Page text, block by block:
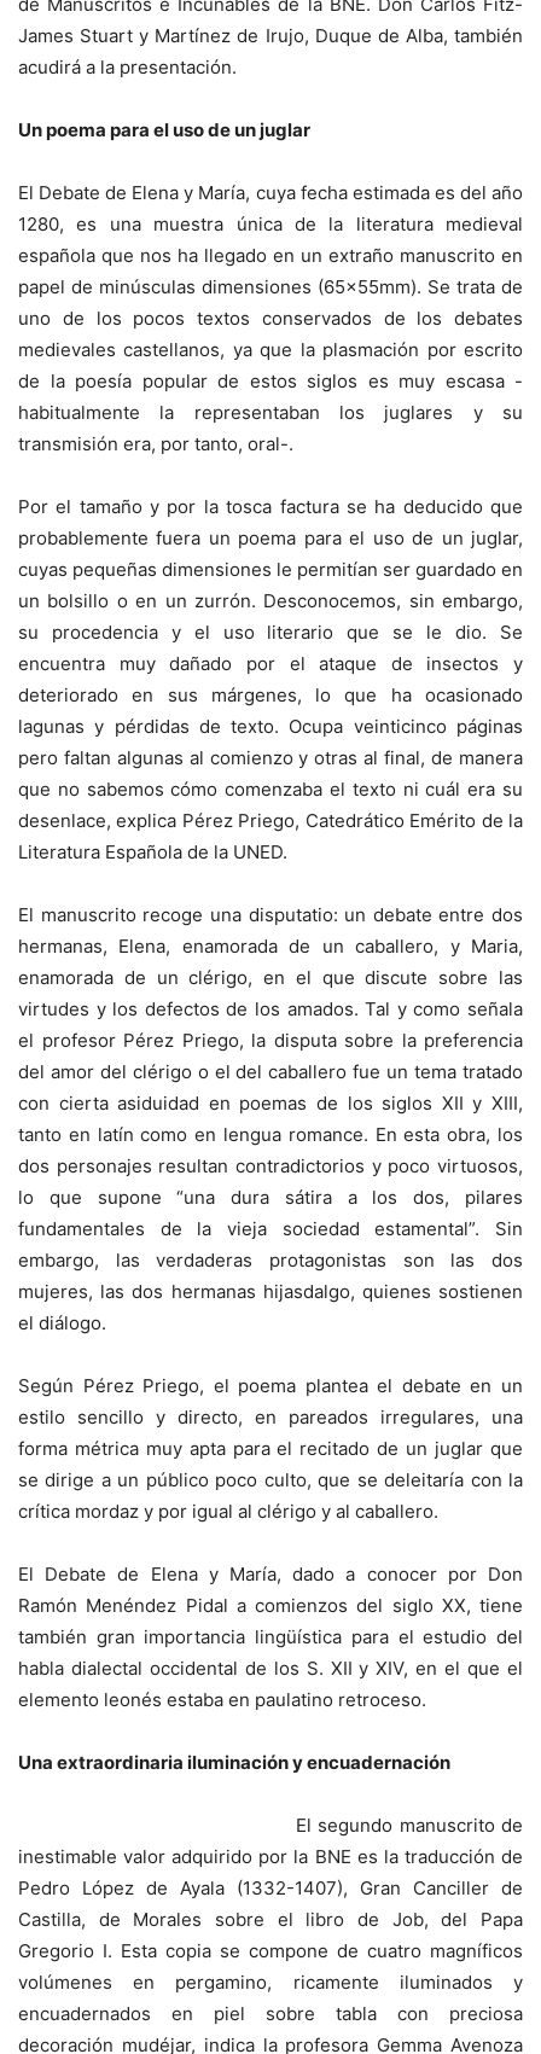
James Stuart y Martínez de Irujo, Duque de Alba, también
acudirá a la presentación.
Un poema para el uso de un juglar
El Debate de Elena y María, cuya fecha estimada es del año
1280, es una muestra única de la literatura medieval
española que nos ha llegado en un extraño manuscrito en
papel de minúsculas dimensiones (65x55mm). Se trata de
uno de los pocos textos conservados de los debates
medievales castellanos, ya que la plasmación por escrito
de la poesía popular de estos siglos es muy escasa -
habitualmente la representaban los juglares y su
transmisión era, por tanto, oral-.
Por el tamaño y por la tosca factura se ha deducido que
probablemente fuera un poema para el uso de un juglar,
cuyas pequeñas dimensiones le permitían ser guardado en
un bolsillo o en un zurrón. Desconocemos, sin embargo,
su procedencia y el uso literario que se le dio. Se
encuentra muy dañado por el ataque de insectos y
deteriorado en sus márgenes, lo que ha ocasionado
lagunas y pérdidas de texto. Ocupa veinticinco páginas
pero faltan algunas al comienzo y otras al final, de manera
que no sabemos cómo comenzaba el texto ni cuál era su
desenlace, explica Pérez Priego, Catedrático Emérito de la
Literatura Española de la UNED.
El manuscrito recoge una disputatio: un debate entre dos
hermanas, Elena, enamorada de un caballero, y Maria,
enamorada de un clérigo, en el que discute sobre las
virtudes y los defectos de los amados. Tal y como señala
el profesor Pérez Priego, la disputa sobre la preferencia
del amor del clérigo o el del caballero fue un tema tratado
con cierta asiduidad en poemas de los siglos XII y XIII,
tanto en latín como en lengua romance. En esta obra, los
dos personajes resultan contradictorios y poco virtuosos,
lo que supone “una dura sátira a los dos, pilares
fundamentales de la vieja sociedad estamental”. Sin
embargo, las verdaderas protagonistas son las dos
mujeres, las dos hermanas hijasdalgo, quienes sostienen
el diálogo.
Según Pérez Priego, el poema plantea el debate en un
estilo sencillo y directo, en pareados irregulares, una
forma métrica muy apta para el recitado de un juglar que
se dirige a un público poco culto, que se deleitaría con la
crítica mordaz y por igual al clérigo y al caballero.
El Debate de Elena y María, dado a conocer por Don
Ramón Menéndez Pidal a comienzos del siglo XX, tiene
también gran importancia lingüística para el estudio del
habla dialectal occidental de los S. XII y XIV, en el que el
elemento leonés estaba en paulatino retroceso.
Una extraordinaria iluminación y encuadernación
El segundo manuscrito de
inestimable valor adquirido por la BNE es la traducción de
Pedro López de Ayala (1332-1407), Gran Canciller de
Castilla, de Morales sobre el libro de Job, del Papa
Gregorio I. Esta copia se compone de cuatro magníficos
volúmenes en pergamino, ricamente iluminados y
encuadernados en piel sobre tabla con preciosa
decoración mudéjar, indica la profesora Gemma Avenoza